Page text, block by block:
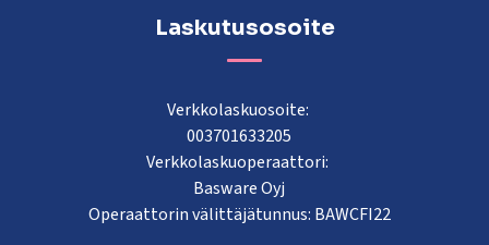
Laskutusosoite
Verkkolaskuosoite:
003701633205
Verkkolaskuoperaattori:
Basware Oyj
Operaattorin välittäjätunnus: BAWCFI22